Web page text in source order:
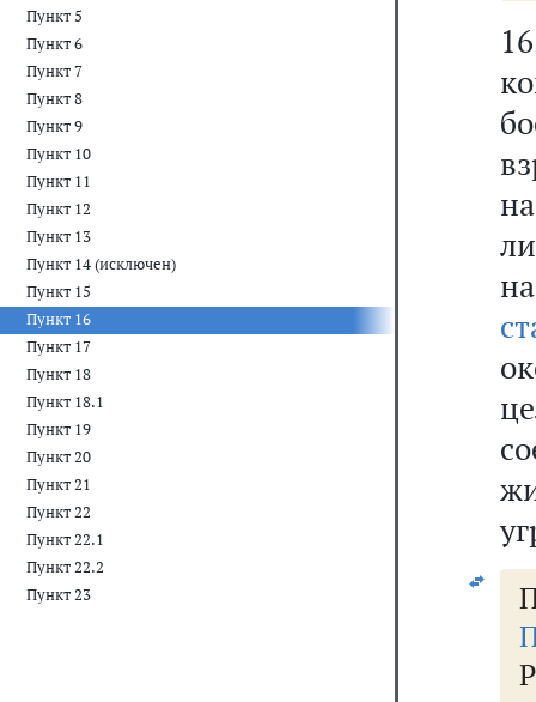
Пункт 5
Пункт 6
Пункт 7
Пункт 8
Пункт 9
Пункт 10
Пункт 11
Пункт 12
Пункт 13
Пункт 14 (исключен)
Пункт 15
Пункт 16
Пункт 17
Пункт 18
Пункт 18.1
Пункт 19
Пункт 20
Пункт 21
Пункт 22
Пункт 22.1
Пункт 22.2
Пункт 23